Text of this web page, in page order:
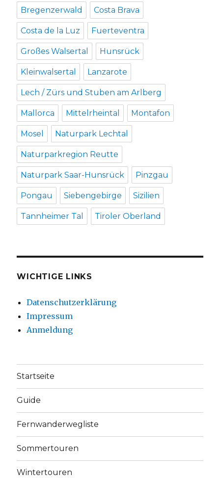
Bregenzerwald Costa Brava
Costa de la Luz Fuerteventra
Großes Walsertal Hunsrück
Kleinwalsertal Lanzarote
Lech / Zürs und Stuben am Arlberg
Mallorca Mittelrheintal Montafon
Mosel Naturpark Lechtal
Naturparkregion Reutte
Naturpark Saar-Hunsrück Pinzgau
Pongau Siebengebirge Sizilien
Tannheimer Tal Tiroler Oberland
WICHTIGE LINKS
Datenschutzerklärung
Impressum
Anmeldung
Startseite
Guide
Fernwanderwegliste
Sommertouren
Wintertouren